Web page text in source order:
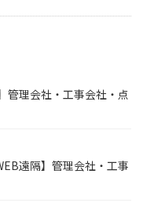
管理会社・工事会社・点
遠隔】管理会社・工事